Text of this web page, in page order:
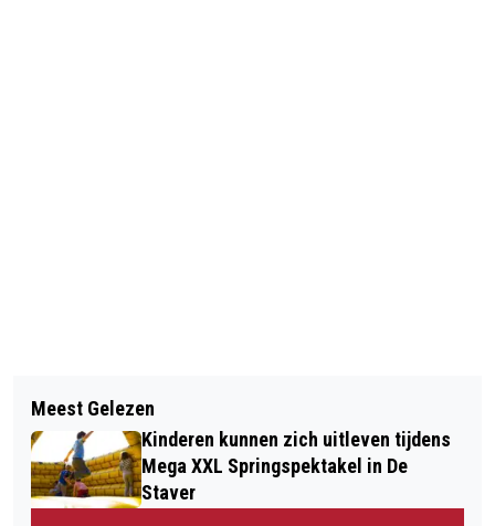
HOLLE BOLLE DAG SOMMELSDIJK
GROOTS OPGEZET
DIT IS DE BESTSELLER 60 TOP 10 VAN
WEEK 34 IN 2025
Meest Gelezen
Kinderen kunnen zich uitleven tijdens
Mega XXL Springspektakel in De
Staver